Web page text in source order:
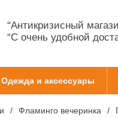
“Антикризисный
“С очень удобной
Одежда и аксессуары
Фламинго вечеринка